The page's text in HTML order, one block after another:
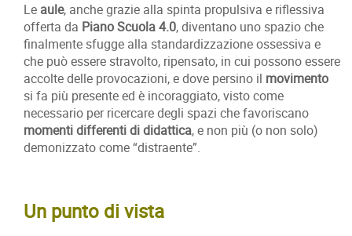
Le aule, anche grazie alla spinta propulsiva e riflessiva
offerta da Piano Scuola 4.0, diventano uno spazio che
finalmente sfugge alla standardizzazione ossessiva e
che può essere stravolto, ripensato, in cui possono essere
accolte delle provocazioni, e dove persino il movimento
si fa più presente ed è incoraggiato, visto come
necessario per ricercare degli spazi che favoriscano
momenti differenti di didattica, e non più (o non solo)
demonizzato come “distraente”.
Un punto di vista